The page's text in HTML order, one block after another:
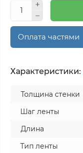
Оплата частями
Характеристики:
Толщина стенки
Шаг ленты
Длина
Тип ленты